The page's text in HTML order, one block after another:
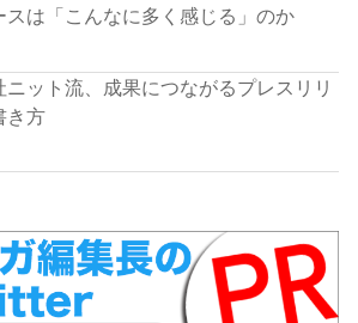
スは「こんなに多く感じる」のか
ニット流、成果につながるプレスリリ
き方